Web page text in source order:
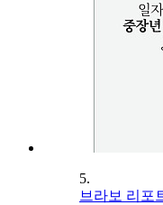
5.
브라보 리포